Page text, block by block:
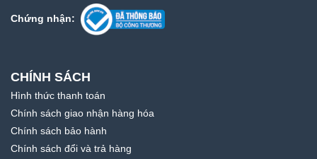
Chứng nhận:
CHÍNH SÁCH
Hình thức thanh toán
Chính sách giao nhận hàng hóa
Chính sách bảo hành
Chính sách đổi và trả hàng